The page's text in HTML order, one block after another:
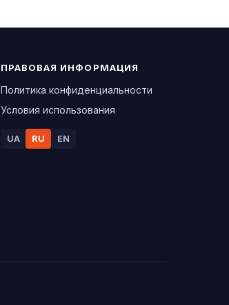
ПРАВОВАЯ ИНФОРМАЦИЯ
Политика конфиденциальности
Условия использования
UA RU EN